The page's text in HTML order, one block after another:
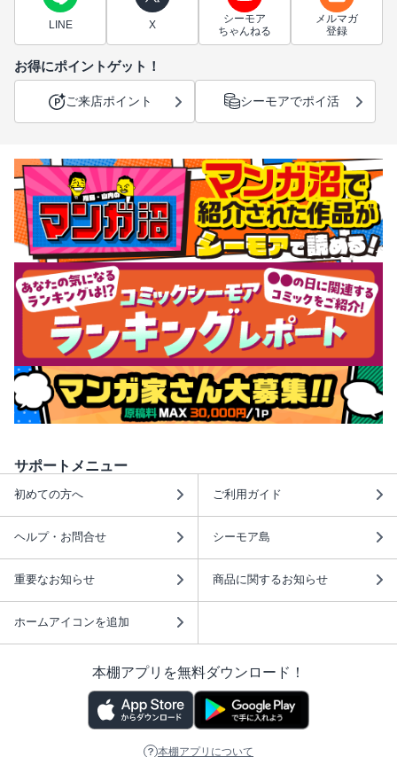
LINE X
シーモア
ちゃんねる
メルマガ
登録
お得にポイントゲット！
ご来店ポイント シーモアでポイ活
サポートメニュー
初めての方へ ご利用ガイド
ヘルプ・お問合せ シーモア島
重要なお知らせ 商品に関するお知らせ
ホームアイコンを追加
本棚アプリを無料ダウンロード！
本棚アプリについて